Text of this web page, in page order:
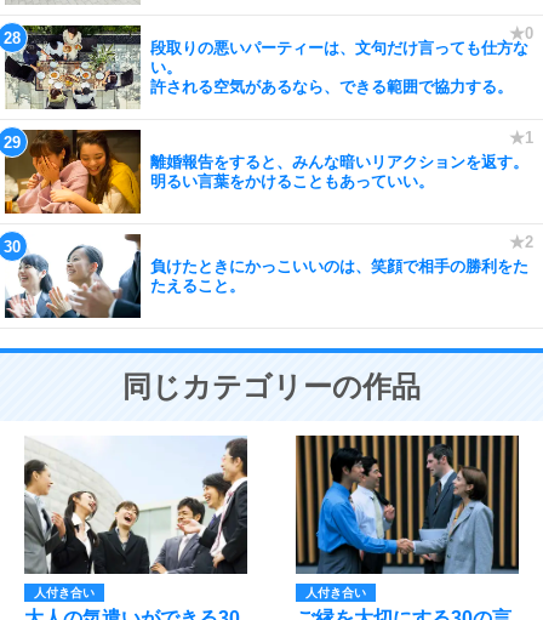
段取りの悪いパーティーは、文句だけ言っても仕方な
い。
許される空気があるなら、できる範囲で協力する。
離婚報告をすると、みんな暗いリアクションを返す。
明るい言葉をかけることもあっていい。
負けたときにかっこいいのは、笑顔で相手の勝利をた
たえること。
同じカテゴリーの作品
人付き合い 人付き合い